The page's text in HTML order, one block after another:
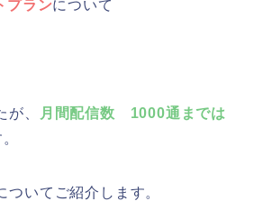
プランについて
が、
月間配信数 1000通までは
ついてご紹介します。